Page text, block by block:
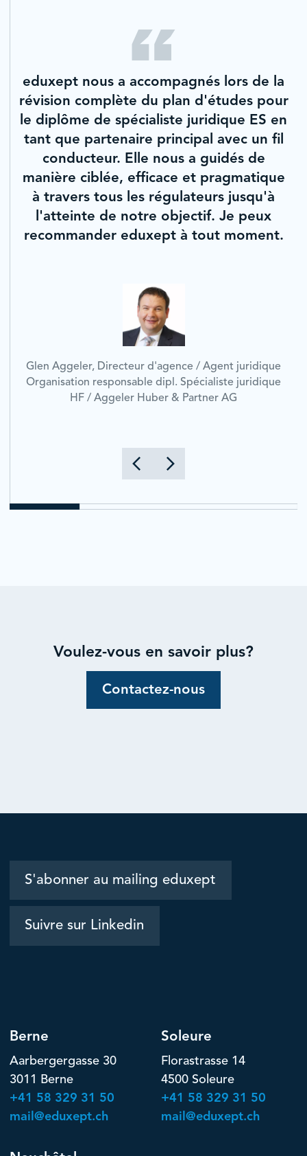
eduxept nous a accompagnés lors de la
révision complète du plan d'études pour
le diplôme de spécialiste juridique ES en
tant que partenaire principal avec un fil
conducteur. Elle nous a guidés de
manière ciblée, efficace et pragmatique
à travers tous les régulateurs jusqu'à
l'atteinte de notre objectif. Je peux
recommander eduxept à tout moment.
Glen Aggeler, Directeur d'agence / Agent juridique
Organisation responsable dipl. Spécialiste juridique
HF / Aggeler Huber & Partner AG
Voulez-vous en savoir plus?
Contactez-nous
S'abonner au mailing eduxept
Suivre sur Linkedin
Berne
Aarbergergasse 30
3011 Berne
+41 58 329 31 50
mail@eduxept.ch
Soleure
Florastrasse 14
4500 Soleure
+41 58 329 31 50
mail@eduxept.ch